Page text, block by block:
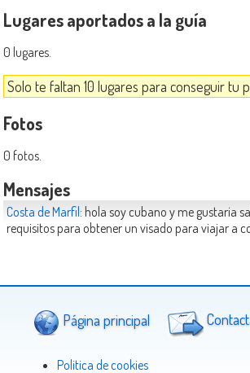
Lugares aportados a la guía
0 lugares.
Solo te faltan 10 lugares para conseguir tu
Fotos
0 fotos.
Mensajes
Costa de Marfil: hola soy cubano y me gustaria
requisitos para obtener un visado para viajar a
Página principal
Politica de cookies